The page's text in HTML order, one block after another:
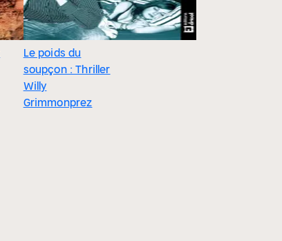
Le poids du
soupçon : Thriller
Willy
Grimmonprez